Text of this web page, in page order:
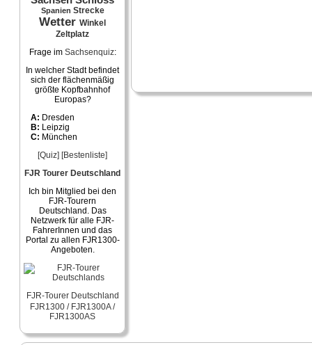
Spanien Strecke
Wetter Winkel
Zeltplatz
Frage im Sachsenquiz:
In welcher Stadt befindet
sich der flächenmäßig
größte Kopfbahnhof
Europas?
A: Dresden
B: Leipzig
C: München
[Quiz] [Bestenliste]
FJR Tourer Deutschland
Ich bin Mitglied bei den
FJR-Tourern
Deutschland. Das
Netzwerk für alle FJR-
FahrerInnen und das
Portal zu allen FJR1300-
Angeboten.
FJR-Tourer Deutschland
FJR1300 / FJR1300A /
FJR1300AS